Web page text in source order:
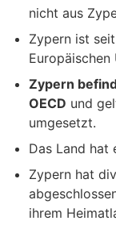
nicht aus
Zypern ist
Europäischen
Zypern
OECD und
umgesetzt.
Das Land hat
Zypern hat
ihrem